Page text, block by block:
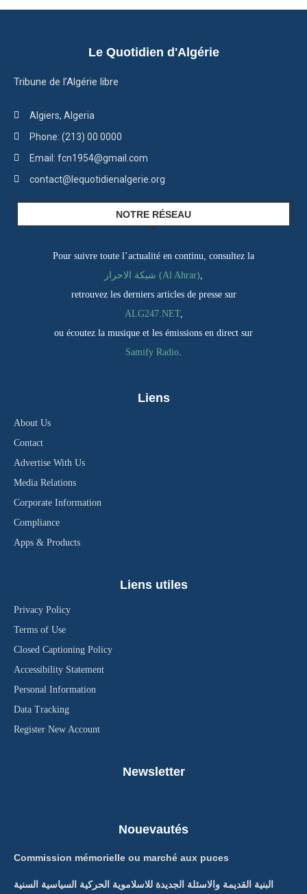
Le Quotidien d'Algérie
Tribune de l’Algérie libre
Algiers, Algeria
Phone: (213) 00 0000
Email: fcn1954@gmail.com
contact@lequotidienalgerie.org
NOTRE RÉSEAU
Pour suivre toute l’actualité en continu, consultez la
شبكة الاحرار (Al Ahrar),
retrouvez les derniers articles de presse sur
ALG247.NET,
ou écoutez la musique et les émissions en direct sur
Samify Radio.
Liens
About Us
Contact
Advertise With Us
Media Relations
Corporate Information
Compliance
Apps & Products
Liens utiles
Privacy Policy
Terms of Use
Closed Captioning Policy
Accessibility Statement
Personal Information
Data Tracking
Register New Account
Newsletter
Nouevautés
Commission mémorielle ou marché aux puces
البنية القديمة والاسئلة الجديدة للاسلاموية الحركية السياسية السنية